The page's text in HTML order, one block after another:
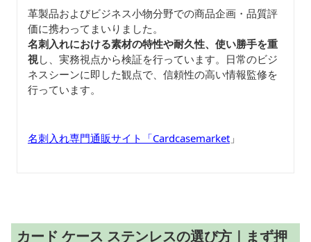
革製品およびビジネス小物分野での商品企画・品質評
価に携わってまいりました。
名刺入れにおける素材の特性や耐久性、使い勝手を重
視し、実務視点から検証を行っています。日常のビジ
ネスシーンに即した観点で、信頼性の高い情報監修を
行っています。
名刺入れ専門通販サイト「Cardcasemarket 」
カード ケース ステンレスの選び方｜まず押